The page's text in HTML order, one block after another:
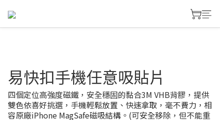
易快扣手機任意吸貼片
四個定位高強度磁鐵，安全穩固的黏合3M VHB背膠，提供
雙色依喜好挑選，手機輕鬆放置、快速拿取，毫不費力，相
容原廠iPhone MagSafe磁吸結構。(可安全移除，但不能重